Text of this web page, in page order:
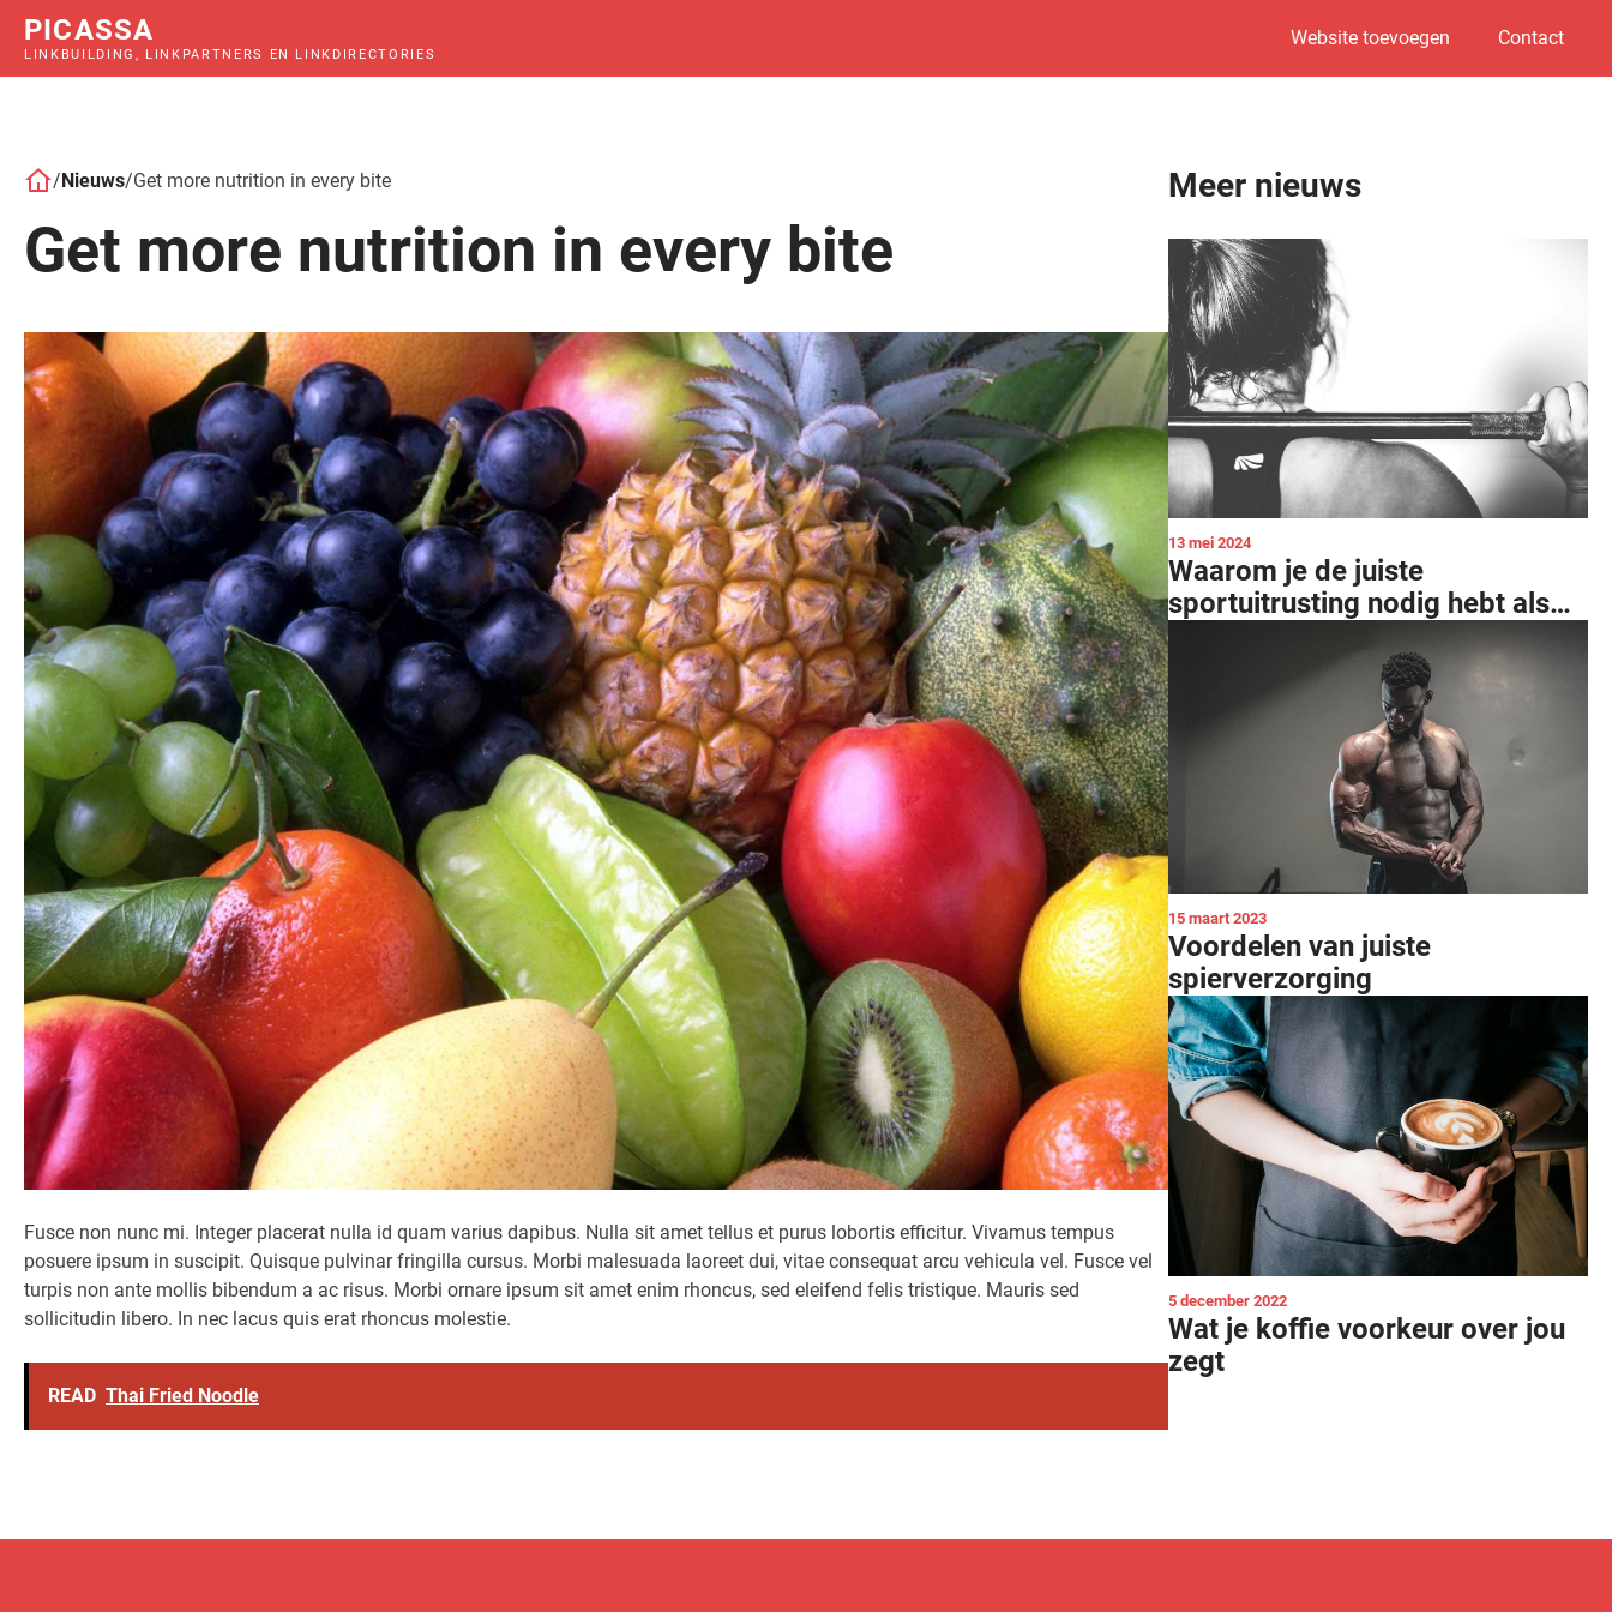
PICASSA
LINKBUILDING, LINKPARTNERS EN LINKDIRECTORIES
Website toevoegen Contact
/Nieuws/Get more nutrition in every bite
Get more nutrition in every bite
Fusce non nunc mi. Integer placerat nulla id quam varius dapibus. Nulla sit amet tellus et purus lobortis efficitur. Vivamus tempus
posuere ipsum in suscipit. Quisque pulvinar fringilla cursus. Morbi malesuada laoreet dui, vitae consequat arcu vehicula vel. Fusce vel
turpis non ante mollis bibendum a ac risus. Morbi ornare ipsum sit amet enim rhoncus, sed eleifend felis tristique. Mauris sed
sollicitudin libero. In nec lacus quis erat rhoncus molestie.
READ Thai Fried Noodle
Meer nieuws
13 mei 2024
Waarom je de juiste
sportuitrusting nodig hebt als
15 maart 2023
Voordelen van juiste
spierverzorging
5 december 2022
Wat je koffie voorkeur over jou
zegt